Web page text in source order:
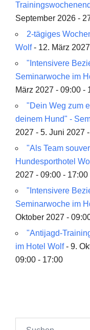
September 2026 -
2-tägiges
Wolf- 12. März
"Intensivere
Seminarwoche im
März 2027 - 09:00 -
"Dein Weg zum
deinem Hund" -
2027 - 5. Juni 2027
"Als Team
Hundesporthotel
2027 - 09:00 - 17:00
"Intensivere
Seminarwoche im
Oktober 2027 -
"Antijagd-
im Hotel Wolf- 9.
09:00 - 17:00